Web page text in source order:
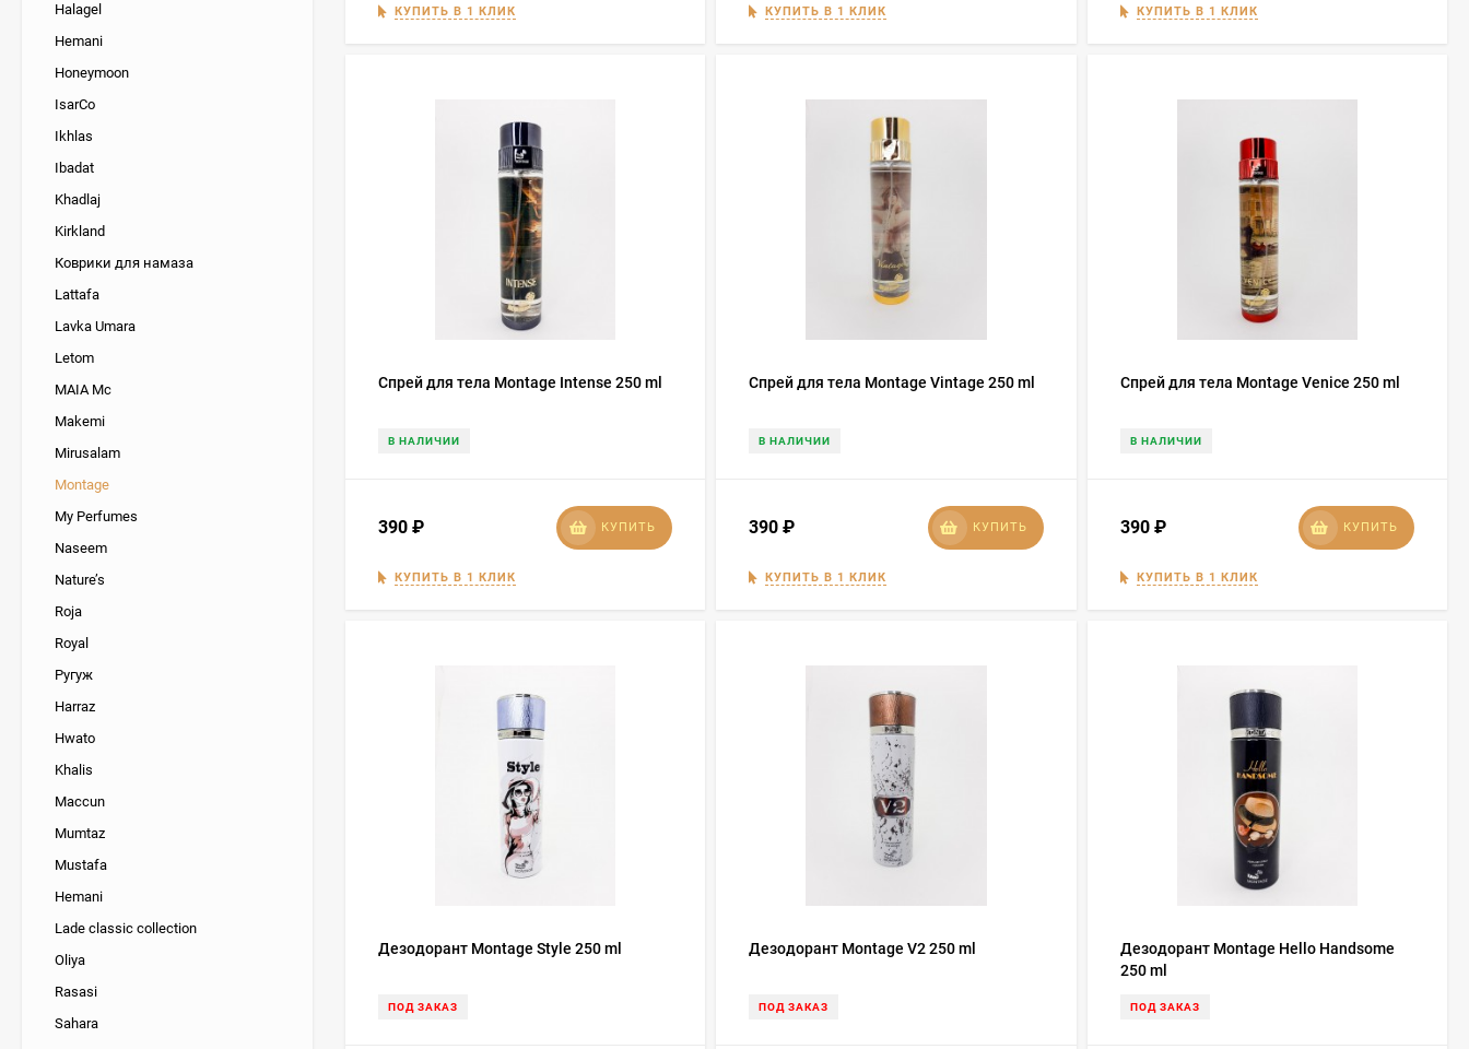
КУПИТЬ В 1 КЛИК КУПИТЬ В 1 КЛИК КУПИТЬ В 1 КЛИК
Спрей для тела Montage Intense 250 ml
В НАЛИЧИИ
390 ₽ КУПИТЬ
КУПИТЬ В 1 КЛИК
Спрей для тела Montage Vintage 250 ml
В НАЛИЧИИ
390₽ КУПИТЬ
КУПИТЬ В 1 КЛИК
Спрей для тела Montage Venice 250 ml
В НАЛИЧИИ
390 ₽ КУПИТЬ
КУПИТЬ В 1 КЛИК
Дезодорант Montage Style 250 ml
ПОД ЗАКАЗ
Дезодорант Montage V2 250 ml
ПОД ЗАКАЗ
Дезодорант Montage Hello Handsome
250 ml
ПОД ЗАКАЗ
Halagel
Hemani
Honeymoon
IsarCo
Ikhlas
Ibadat
Khadlaj
Kirkland
Коврики для намаза
Lattafa
Lavka Umara
Letom
MAIA Mc
Makemi
Mirusalam
Montage
My Perfumes
Naseem
Nature’s
Roja
Royal
Ругуж
Harraz
Hwato
Khalis
Maccun
Mumtaz
Mustafa
Hemani
Lade classic collection
Oliya
Rasasi
Sahara